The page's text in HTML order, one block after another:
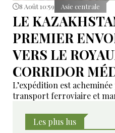
8 Août 10:59 Asie centrale
LE
PREMIER
VERS LE
CORRIDOR
L’expédition est
transport ferroviaire et
Les plus lus